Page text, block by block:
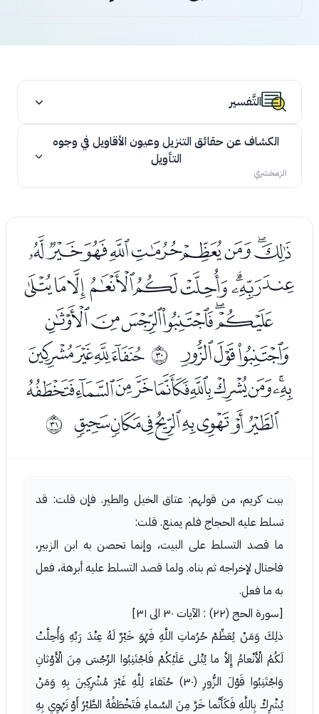
التَّفسير
الكشاف عن حقائق التنزيل وعيون الأقاويل في وجوه
التأويل
الزمخشري
ﯖﯗﯘﯙﯚﯛﯜﯝﯞ
ﯟﯠﯡﯢﯣﯤﯥﯦﯧ
ﯨﯩﯪﯫﯬﯭ
ﯮﯯﯰ ﰝﭑﭒﭓﭔ
ﭕﭖﭗﭘﭙﭚﭛﭜﭝﭞ
ﭟﭠﭡﭢﭣﭤﭥﭦ ﰞ
بيت كريم، من قولهم: عتاق الخيل والطير. فإن قلت: قد
تسلط عليه الحجاج فلم يمنع. قلت:
ما قصد التسلط على البيت، وإنما تحصن به ابن الزبير،
فاحتال لإخراجه ثم بناه. ولما قصد التسلط عليه أبرهة، فعل
به ما فعل.
[سورة الحج (٢٢) : الآيات ٣٠ الى ٣١]
ذلِكَ وَمَنْ يُعَظِّمْ حُرُماتِ اللَّهِ فَهُوَ خَيْرٌ لَهُ عِنْدَ رَبِّهِ وَأُحِلَّتْ
لَكُمُ الْأَنْعامُ إِلاَّ ما يُتْلى عَلَيْكُمْ فَاجْتَنِبُوا الرِّجْسَ مِنَ الْأَوْثانِ
وَاجْتَنِبُوا قَوْلَ الزُّورِ (٣٠) حُنَفاءَ لِلَّهِ غَيْرَ مُشْرِكِينَ بِهِ وَمَنْ
يُشْرِكْ بِاللَّهِ فَكَأَنَّما خَرَّ مِنَ السَّماءِ فَتَخْطَفُهُ الطَّيْرُ أَوْ تَهْوِي بِهِ